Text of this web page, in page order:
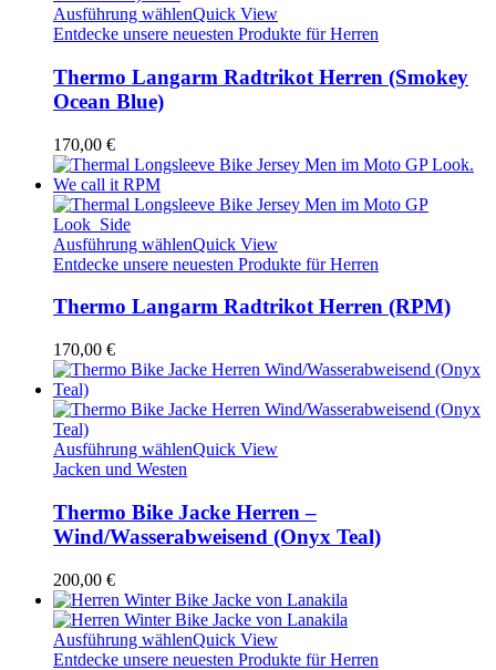
Ausführung wählenQuick View
Entdecke unsere neuesten Produkte für Herren
Thermo Langarm Radtrikot Herren (Smokey
Ocean Blue)
170,00 €
Ausführung wählenQuick View
Entdecke unsere neuesten Produkte für Herren
Thermo Langarm Radtrikot Herren (RPM)
170,00 €
Ausführung wählenQuick View
Jacken und Westen
Thermo Bike Jacke Herren –
Wind/Wasserabweisend (Onyx Teal)
200,00 €
Ausführung wählenQuick View
Entdecke unsere neuesten Produkte für Herren